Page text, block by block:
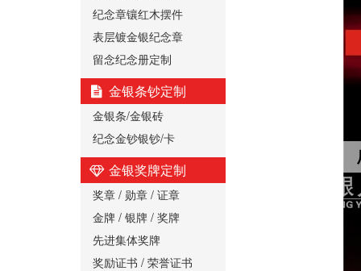
纪念章镶红木摆件
表层镀金银纪念章
留念纪念册定制
金银条钞定制
金银条/金银砖
纪念金钞银钞/卡
金银奖牌定制
奖章 / 勋章 / 证章
金牌 / 银牌 / 奖牌
先进集体奖牌
奖励证书 / 荣誉证书